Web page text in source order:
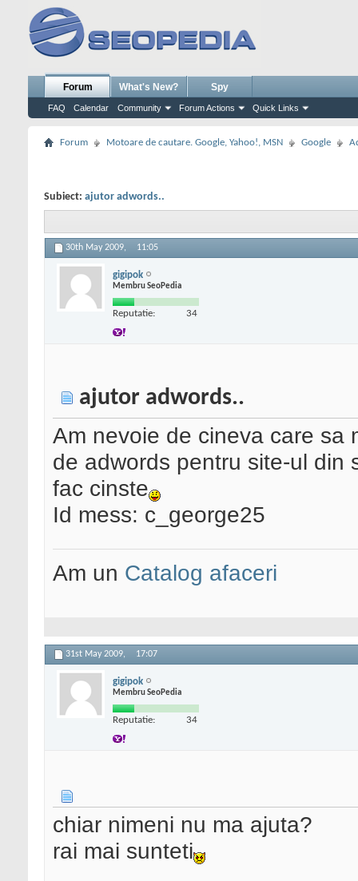
Forum
FAQ Calendar Community Forum Actions Quick Links
What's New? Spy
Forum Motoare de cautare. Google, Yahoo!, MSN Google
Subiect: ajutor adwords..
30th May 2009, 11:05
gigipok
Membru SeoPedia
Reputatie: 34
ajutor adwords..
Am nevoie de cineva care sa
de adwords pentru site-ul din
fac cinste
Id mess: c_george25
Am un Catalog afaceri
31st May 2009, 17:07
gigipok
Membru SeoPedia
Reputatie: 34
chiar nimeni nu ma ajuta?
rai mai sunteti